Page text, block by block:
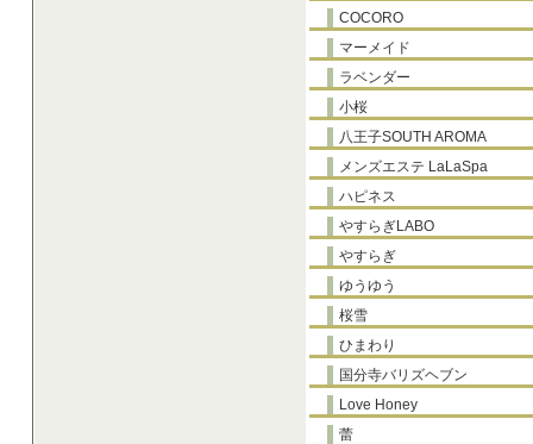
COCORO
マーメイド
ラベンダー
小桜
八王子SOUTH AROMA
メンズエステ LaLaSpa
ハピネス
やすらぎLABO
やすらぎ
ゆうゆう
桜雪
ひまわり
国分寺バリズヘブン
Love Honey
蕾